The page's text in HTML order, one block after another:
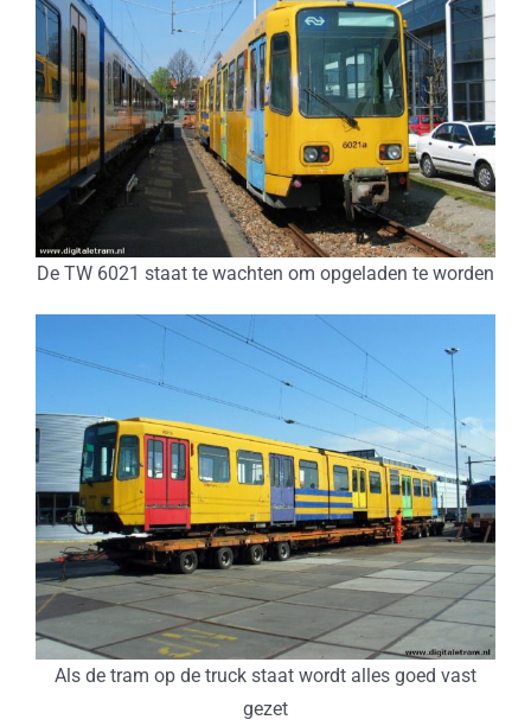
De TW 6021 staat te wachten om opgeladen te worden
Als de tram op de truck staat wordt alles goed vast
gezet